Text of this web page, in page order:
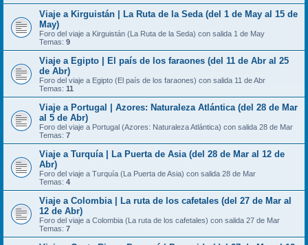
Viaje a Kirguistán | La Ruta de la Seda (del 1 de May al 15 de
May)
Foro del viaje a Kirguistán (La Ruta de la Seda) con salida 1 de May
Temas: 9
Viaje a Egipto | El país de los faraones (del 11 de Abr al 25
de Abr)
Foro del viaje a Egipto (El país de los faraones) con salida 11 de Abr
Temas: 11
Viaje a Portugal | Azores: Naturaleza Atlántica (del 28 de Mar
al 5 de Abr)
Foro del viaje a Portugal (Azores: Naturaleza Atlántica) con salida 28 de Mar
Temas: 7
Viaje a Turquía | La Puerta de Asia (del 28 de Mar al 12 de
Abr)
Foro del viaje a Turquía (La Puerta de Asia) con salida 28 de Mar
Temas: 4
Viaje a Colombia | La ruta de los cafetales (del 27 de Mar al
12 de Abr)
Foro del viaje a Colombia (La ruta de los cafetales) con salida 27 de Mar
Temas: 7